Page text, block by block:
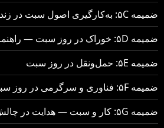
ضمیمه ۵C: به‌کارگیری اصول سبت در زندگی روزمره
ضمیمه ۵D: خوراک در روز سبت — راهنمای عملی
ضمیمه ۵E: حمل‌ونقل در روز سبت
ضمیمه ۵F: فناوری و سرگرمی در روز سبت
ضمیمه ۵G: کار و سبت — هدایت در چالش‌های دنیای واقعی